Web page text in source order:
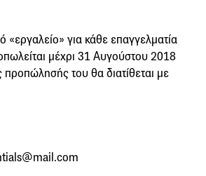
«εργαλείο» για κάθε επαγγελματία
μέχρι 31 Αυγούστου 2018
προπώλησής του θα διατίθεται με